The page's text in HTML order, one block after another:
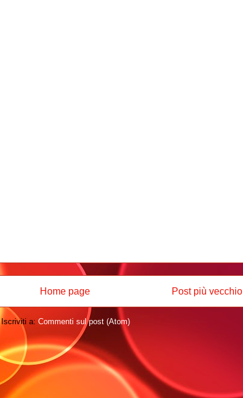
Post più vecchio
Home page
Iscriviti a: Commenti sul post (Atom)